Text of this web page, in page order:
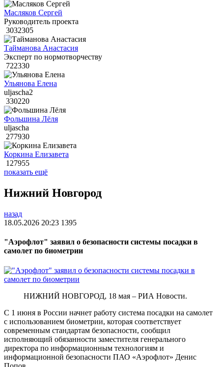
Масляков Сергей
Руководитель проекта
3032305
Тайманова Анастасия
Эксперт по нормотворчеству
722330
Ульянова Елена
uljascha2
330220
Фольшина Лёля
uljascha
277930
Коркина Елизавета
127955
показать ещё
Нижний Новгород
назад
18.05.2026 20:23 1395
"Аэрофлот" заявил о безопасности системы посадки в
самолет по биометрии
НИЖНИЙ НОВГОРОД, 18 мая – РИА Новости.
С 1 июня в России начнет работу система посадки на самолет
с использованием биометрии, которая соответствует
современным стандартам безопасности, сообщил
исполняющий обязанности заместителя генерального
директора по информационным технологиям и
информационной безопасности ПАО «Аэрофлот» Денис